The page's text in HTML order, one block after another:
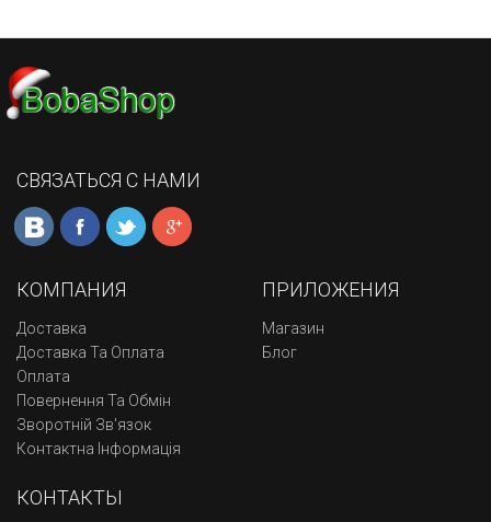
СВЯЗАТЬСЯ С НАМИ
КОМПАНИЯ
Доставка
Доставка Та Оплата
Оплата
Повернення Та Обмін
Зворотній Зв'язок
Контактна Інформація
ПРИЛОЖЕНИЯ
Магазин
Блог
КОНТАКТЫ